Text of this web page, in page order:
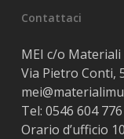
Contattaci
MEI c/o Materiali
Via Pietro Conti,
Tel: 0546 604 776
Orario d’ufficio